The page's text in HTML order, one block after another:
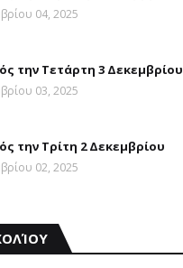
04, 2025
την Τετάρτη 3 Δεκεμβρίου
03, 2025
την Τρίτη 2 Δεκεμβρίου
02, 2025